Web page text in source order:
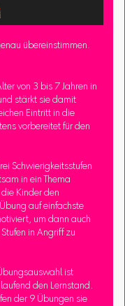
übereinstimmen.
von 3 bis 7 Jahren in
stärkt sie damit
Eintritt in die
vorbereitet für den
Schwierigkeitsstufen
in ein Thema
Kinder den
auf einfachste
um dann auch
in Angriff zu
ist
den Lernstand.
der 9 Übungen sie